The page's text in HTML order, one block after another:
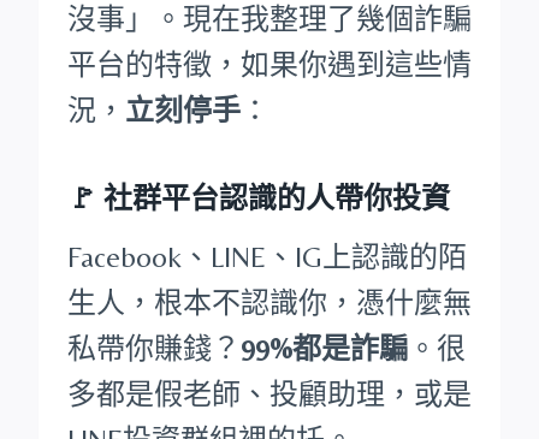
沒事」。現在我整理了幾個詐騙
平台的特徵，如果你遇到這些情
況， 立刻停手 ：
🚩 社群平台認識的人帶你投資
Facebook、LINE、IG上認識的陌
生人，根本不認識你，憑什麼無
私帶你賺錢？ 99%都是詐騙 。很
多都是假老師、投顧助理，或是